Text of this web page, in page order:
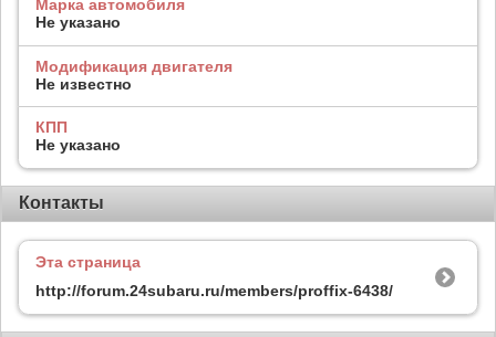
Марка автомобиля
Не указано
Модификация двигателя
Не известно
КПП
Не указано
Контакты
Эта страница
http://forum.24subaru.ru/members/proffix-6438/